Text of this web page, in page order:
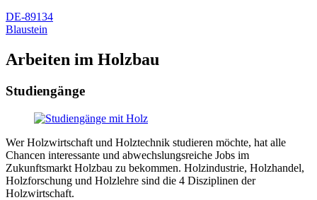
DE-89134
Blaustein
Arbeiten im Holzbau
Studiengänge
Wer Holzwirtschaft und Holztechnik studieren möchte, hat alle
Chancen interessante und abwechslungsreiche Jobs im
Zukunftsmarkt Holzbau zu bekommen. Holzindustrie, Holzhandel,
Holzforschung und Holzlehre sind die 4 Disziplinen der
Holzwirtschaft.